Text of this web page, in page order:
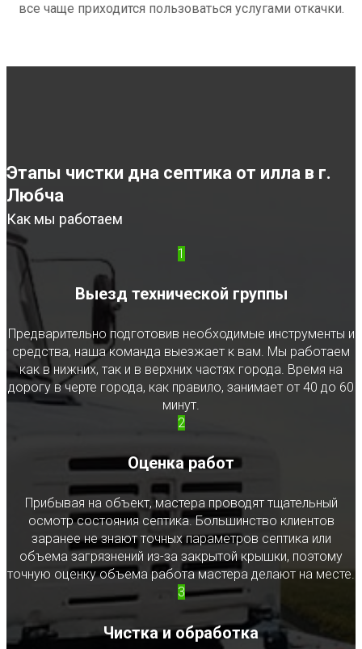
все чаще приходится пользоваться услугами откачки.
Этапы чистки дна септика от илла в г.
Любча
Как мы работаем
1
Выезд технической группы
Предварительно подготовив необходимые инструменты и
средства, наша команда выезжает к вам. Мы работаем
как в нижних, так и в верхних частях города. Время на
дорогу в черте города, как правило, занимает от 40 до 60
минут.
2
Оценка работ
Прибывая на объект, мастера проводят тщательный
осмотр состояния септика. Большинство клиентов
заранее не знают точных параметров септика или
объема загрязнений из-за закрытой крышки, поэтому
точную оценку объема работа мастера делают на месте.
3
Чистка и обработка